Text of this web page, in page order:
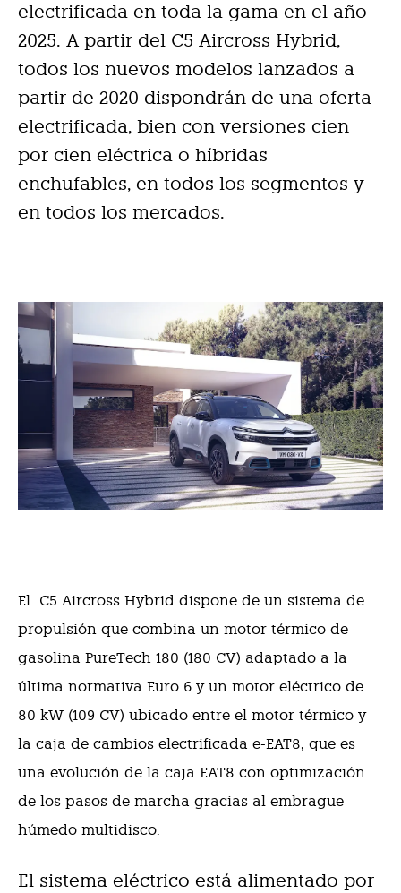
electrificada en toda la gama en el año
2025. A partir del C5 Aircross Hybrid,
todos los nuevos modelos lanzados a
partir de 2020 dispondrán de una oferta
electrificada, bien con versiones cien
por cien eléctrica o híbridas
enchufables, en todos los segmentos y
en todos los mercados.
El C5 Aircross Hybrid dispone de un sistema de
propulsión que combina un motor térmico de
gasolina PureTech 180 (180 CV) adaptado a la
última normativa Euro 6 y un motor eléctrico de
80 kW (109 CV) ubicado entre el motor térmico y
la caja de cambios electrificada e-EAT8, que es
una evolución de la caja EAT8 con optimización
de los pasos de marcha gracias al embrague
húmedo multidisco.
El sistema eléctrico está alimentado por